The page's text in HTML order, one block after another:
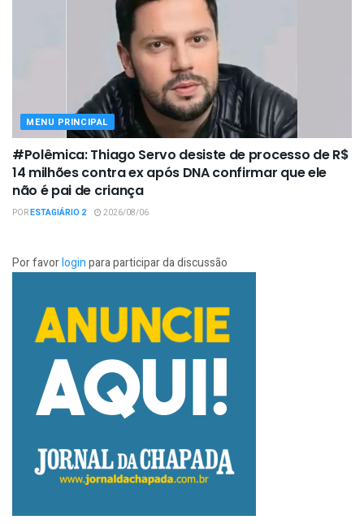
MENU PRINCIPAL
#Polêmica: Thiago Servo desiste de processo de R$
14 milhões contra ex após DNA confirmar que ele
não é pai de criança
PORESTAGIÁRIO 2 2026/08/06
Por favorloginpara participar da discussão